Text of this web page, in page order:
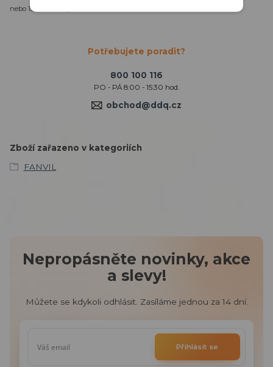
nebo 159 hodin v pohotovostním režimu*
Potřebujete poradit?
800 100 116
PO - PÁ 8:00 - 15:30 hod.
obchod@ddq.cz
Zboží zařazeno v kategoriích
FANVIL
Nepropásněte novinky, akce
a slevy!
Můžete se kdykoli odhlásit. Zasíláme jednou za 14 dní.
Přihlásit se